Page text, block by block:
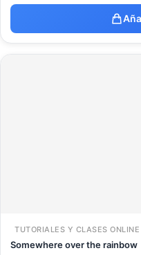
TUTORIALES Y CLASES ONLINE
Somewhere over the rainbow